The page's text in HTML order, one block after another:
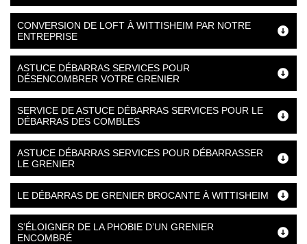
CONVERSION DE LOFT À WITTISHEIM PAR NOTRE
ENTREPRISE
ASTUCE DÉBARRAS SERVICES POUR
DÉSENCOMBRER VOTRE GRENIER
SERVICE DE ASTUCE DÉBARRAS SERVICES POUR LE
DÉBARRAS DES COMBLES
ASTUCE DÉBARRAS SERVICES POUR DÉBARRASSER
LE GRENIER
LE DÉBARRAS DE GRENIER BROCANTE À WITTISHEIM
S’ÉLOIGNER DE LA PHOBIE D’UN GRENIER
ENCOMBRÉ